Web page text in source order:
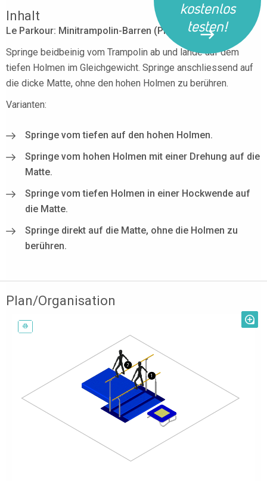
kostenlos
testen!
Inhalt
Le Parkour: Minitrampolin-Barren (Präzisionssprünge)
Springe beidbeinig vom Trampolin ab und lande auf dem
tiefen Holmen im Gleichgewicht. Springe anschliessend auf
die dicke Matte, ohne den hohen Holmen zu berühren.
Varianten:
Springe vom tiefen auf den hohen Holmen.
Springe vom hohen Holmen mit einer Drehung auf die
Matte.
Springe vom tiefen Holmen in einer Hockwende auf
die Matte.
Springe direkt auf die Matte, ohne die Holmen zu
berühren.
Plan/Organisation